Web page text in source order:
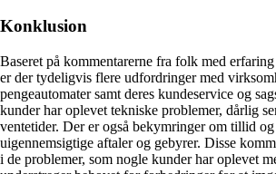
Konklusion
Baseret på kommentarerne fra folk med
er der tydeligvis flere udfordringer med
pengeautomater samt deres kundeservice og
kunder har oplevet tekniske problemer, dårlig
ventetider. Der er også bekymringer om tillid
uigennemsigtige aftaler og gebyrer. Disse
i de problemer, som nogle kunder har oplevet